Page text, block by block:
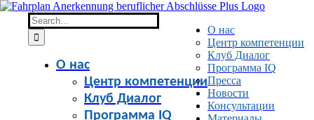
Skip
content
Search
for:
О нас
Центр компетенции
Клуб Диалог
Программа IQ
О нас
Центр компетенции
Клуб Диалог
Программа IQ
Пресса
Новости
Консультации